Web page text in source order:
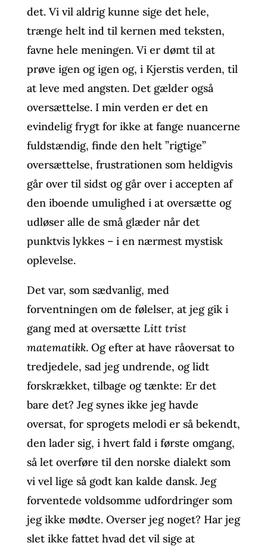
det. Vi vil aldrig kunne sige det hele,
trænge helt ind til kernen med teksten,
favne hele meningen. Vi er dømt til at
prøve igen og igen og, i Kjerstis verden, til
at leve med angsten. Det gælder også
oversættelse. I min verden er det en
evindelig frygt for ikke at fange nuancerne
fuldstændig, finde den helt ”rigtige”
oversættelse, frustrationen som heldigvis
går over til sidst og går over i accepten af
den iboende umulighed i at oversætte og
udløser alle de små glæder når det
punktvis lykkes – i en nærmest mystisk
oplevelse.
Det var, som sædvanlig, med
forventningen om de følelser, at jeg gik i
gang med at oversætte Litt trist
matematikk. Og efter at have råoversat to
tredjedele, sad jeg undrende, og lidt
forskrækket, tilbage og tænkte: Er det
bare det? Jeg synes ikke jeg havde
oversat, for sprogets melodi er så bekendt,
den lader sig, i hvert fald i første omgang,
så let overføre til den norske dialekt som
vi vel lige så godt kan kalde dansk. Jeg
forventede voldsomme udfordringer som
jeg ikke mødte. Overser jeg noget? Har jeg
slet ikke fattet hvad det vil sige at